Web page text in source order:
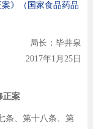
案》（国家食品药品
局长：毕井泉
2017年1月25日
正案
、第十八条、第